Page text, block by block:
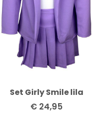
Set Girly Smile lila
€ 24,95